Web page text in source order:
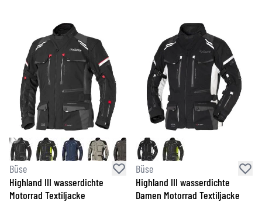
Büse
Highland III wasserdichte
Motorrad Textiljacke
Büse
Highland III wasserdichte
Damen Motorrad Textiljacke